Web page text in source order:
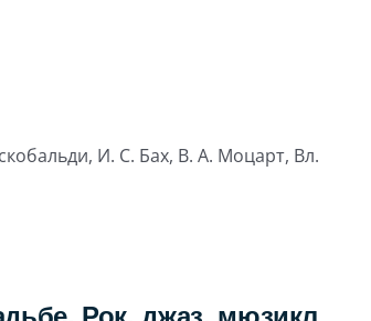
И. С. Бах, В. А. Моцарт, Вл.